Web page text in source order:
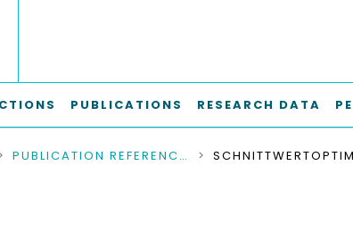
PUBLICATIONS RESEARCH DATA
PUBLICATION REFERENCES